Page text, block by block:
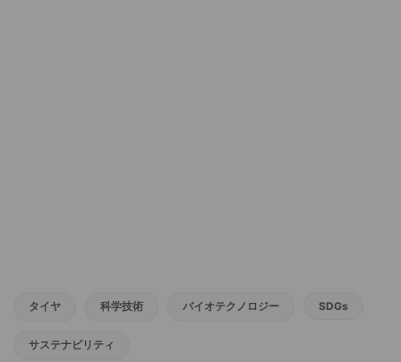
タイヤ 科学技術 バイオテクノロジー SDGs
サステナビリティ